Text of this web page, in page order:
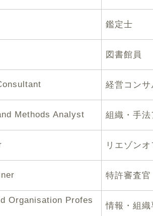
鑑定士
図書館員
経営コン
Methods Analyst 組織・手
リエゾン
特許審査官
Organisation Profes
情報・組